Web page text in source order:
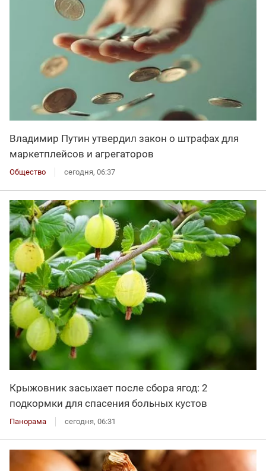
Владимир Путин утвердил закон о штрафах для
маркетплейсов и агрегаторов
Общество сегодня, 06:37
Крыжовник засыхает после сбора ягод: 2
подкормки для спасения больных кустов
Панорама сегодня, 06:31